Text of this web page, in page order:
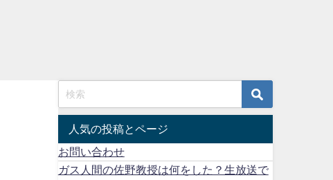
人気の投稿とページ
お問い合わせ
ガス人間の佐野教授は何をした？生放送で